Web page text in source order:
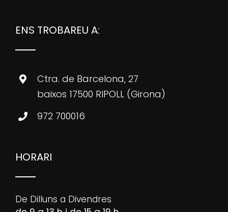
ENS TROBAREU A:
Ctra. de Barcelona, 27
baixos 17500 RIPOLL (Girona)
972 700016
HORARI
De Dilluns a Divendres